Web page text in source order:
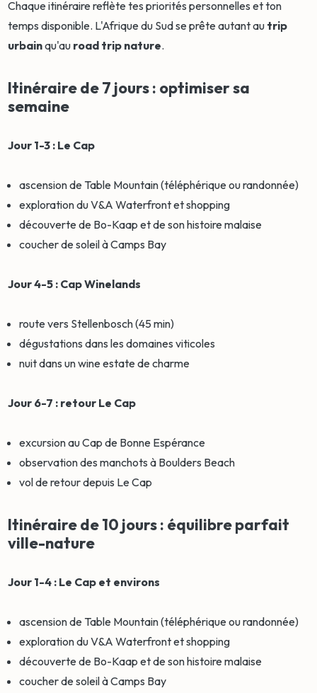
Chaque itinéraire reflète tes priorités personnelles et ton
temps disponible. L'Afrique du Sud se prête autant au trip
urbainqu'au road trip nature.
Itinéraire de 7 jours : optimiser sa
semaine
Jour 1-3 : Le Cap
ascension de Table Mountain (téléphérique ou randonnée)
exploration du V&A Waterfront et shopping
découverte de Bo-Kaap et de son histoire malaise
coucher de soleil à Camps Bay
Jour 4-5 : Cap Winelands
route vers Stellenbosch (45 min)
dégustations dans les domaines viticoles
nuit dans un wine estate de charme
Jour 6-7 : retour Le Cap
excursion au Cap de Bonne Espérance
observation des manchots à Boulders Beach
vol de retour depuis Le Cap
Itinéraire de 10 jours : équilibre parfait
ville-nature
Jour 1-4 : Le Cap et environs
ascension de Table Mountain (téléphérique ou randonnée)
exploration du V&A Waterfront et shopping
découverte de Bo-Kaap et de son histoire malaise
coucher de soleil à Camps Bay